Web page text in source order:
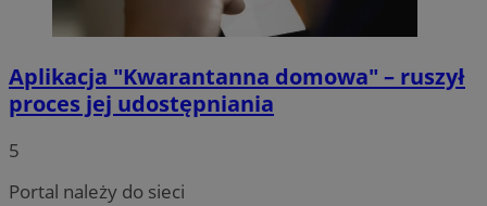
Aplikacja "Kwarantanna domowa" – ruszył
proces jej udostępniania
5
Portal należy do sieci